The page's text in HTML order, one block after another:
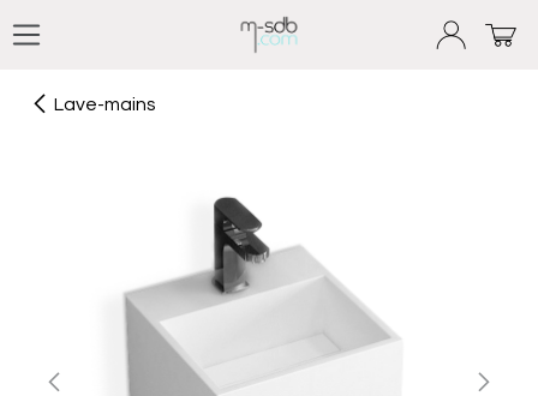
Lave-mains